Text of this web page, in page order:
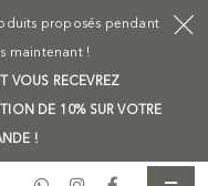
proposés pendant
maintenant !
VOUS RECEVREZ
DE 10% SUR VOTRE
!